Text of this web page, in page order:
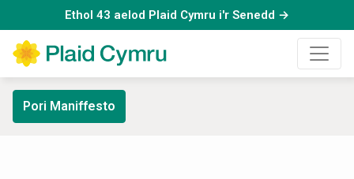
Ethol 43 aelod Plaid Cymru i'r Senedd →
Pori Maniffesto